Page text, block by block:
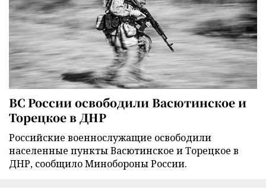
ВС России освободили Васютинское и
Торецкое в ДНР
Российские военнослужащие освободили
населенные пункты Васютинское и Торецкое в
ДНР, сообщило Минобороны России.